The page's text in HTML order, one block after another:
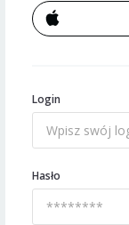
Login
Hasło